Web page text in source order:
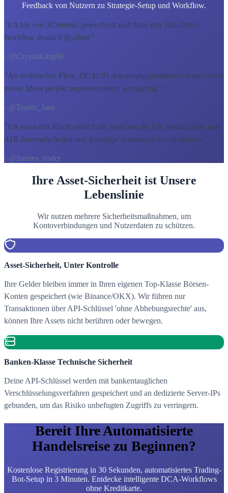
Feedback von Nutzern zu Strategie-Setup und Workflow.
"Ich bin von 3Commas gewechselt und finde den Tail-Order-
Workflow deutlich flexibler."
- @CryptoKing88
"Als technischer Flow, DCAUTs Anpassungsfunktionen lassen mich
meine Ideen perfekt implementieren, so mächtig."
- @Trader_Jane
"Ich muss den Markt nicht mehr rund um die Uhr beobachten, und
ATR-Intervalle helfen mir, Einstiege systematischer zu steuern. "
- @futures_trader
Ihre Asset-Sicherheit ist Unsere
Lebenslinie
Wir nutzen mehrere Sicherheitsmaßnahmen, um
Kontoverbindungen und Nutzerdaten zu schützen.
Asset-Sicherheit, Unter Kontrolle
Ihre Gelder bleiben immer in Ihren eigenen Top-Klasse Börsen-
Konten gespeichert (wie Binance/OKX). Wir führen nur
Transaktionen über API-Schlüssel 'ohne Abhebungsrechte' aus,
können Ihre Assets nicht berühren oder bewegen.
Banken-Klasse Technische Sicherheit
Deine API-Schlüssel werden mit bankentauglichen
Verschlüsselungsverfahren gespeichert und an dedizierte Server-IPs
gebunden, um das Risiko unbefugten Zugriffs zu verringern.
Bereit Ihre Automatisierte
Handelsreise zu Beginnen?
Kostenlose Registrierung in 30 Sekunden, automatisiertes Trading-
Bot-Setup in 3 Minuten. Entdecke intelligente DCA-Workflows
ohne Kreditkarte.